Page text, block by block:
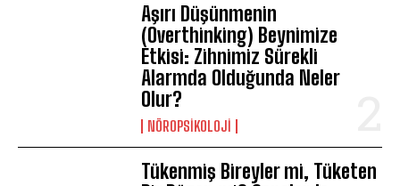
Aşırı Düşünmenin
(Overthinking) Beynimize
Etkisi: Zihnimiz Sürekli
Alarmda Olduğunda Neler
Olur?
NÖROPSIKOLOJI
Tükenmiş Bireyler mi, Tüketen